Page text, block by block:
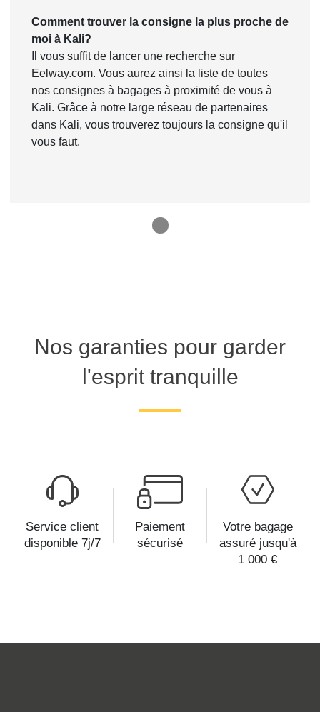
Comment trouver la consigne la plus proche de
moi à Kali?
Il vous suffit de lancer une recherche sur
Eelway.com. Vous aurez ainsi la liste de toutes
nos consignes à bagages à proximité de vous à
Kali. Grâce à notre large réseau de partenaires
dans Kali, vous trouverez toujours la consigne qu'il
vous faut.
Nos garanties pour garder
l'esprit tranquille
Service client
disponible 7j/7
Paiement
sécurisé
Votre bagage
assuré jusqu'à
1 000 €